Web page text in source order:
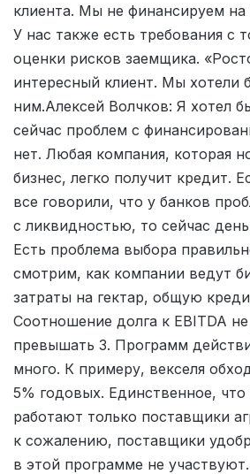
клиента. Мы не финансируем на
У нас также есть требования с
оценки рисков заемщика.
интересный клиент. Мы хотели
ним.Алексей Волчков: Я хотел
сейчас проблем с
нет. Любая компания, которая
бизнес, легко получит кредит.
все говорили, что у банков
с ликвидностью, то сейчас
Есть проблема выбора
смотрим, как компании ведут
затраты на гектар, общую
Соотношение долга к EBITDA
превышать 3. Программ
много. К примеру, векселя
5% годовых. Единственное, что
работают только поставщики
к сожалению, поставщики
в этой программе не